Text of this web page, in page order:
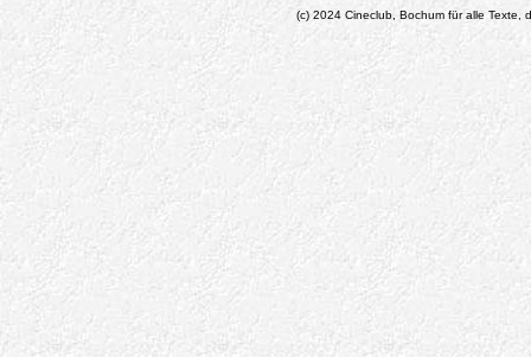
(c) 2024 Cineclub, Bochum für alle Texte,